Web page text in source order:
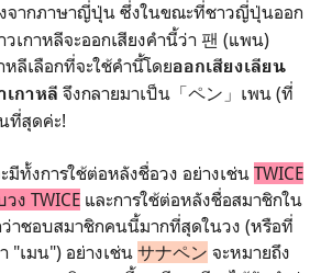
จากภาษาญี่ปุ่น ซึ่งในขณะที่ชาวญี่ปุ่นออก
วเกาหลีจะออกเสียงคำนี้ว่า 팬 (แพน)
ลีเลือกที่จะใช้คำนี้โดยออกเสียงเลียน
กาหลี จึงกลายมาเป็น「ペン」เพน (ที่
ที่สุดค่ะ!
มีทั้งการใช้ต่อหลังชื่อวง อย่างเช่น TWICE
ง TWICE และการใช้ต่อหลังชื่อสมาชิกใน
าชอบสมาชิกคนนี้มากที่สุดในวง (หรือที่
"เมน") อย่างเช่น サナペン จะหมายถึง